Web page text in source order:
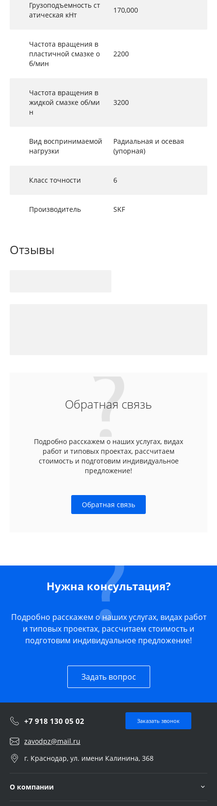
Грузоподъемность ст
атическая кНт
170,000
Частота вращения в
пластичной смазке о
б/мин
2200
Частота вращения в
жидкой смазке об/ми
н
3200
Вид воспринимаемой
нагрузки
Радиальная и осевая
(упорная)
Класс точности 6
Производитель SKF
Отзывы
Обратная связь
Подробно расскажем о наших услугах, видах
работ и типовых проектах, рассчитаем
стоимость и подготовим индивидуальное
предложение!
Обратная связь
Нужна консультация?
Подробно расскажем о наших услугах, видах работ
и типовых проектах, рассчитаем стоимость и
подготовим индивидуальное предложение!
Задать вопрос
+7 918 130 05 02 Заказать звонок
zavodpz@mail.ru
г. Краснодар, ул. имени Калинина, 368
О компании